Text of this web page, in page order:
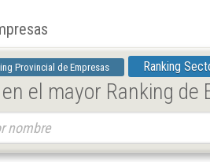
Provincial de Empresas Ranking
el mayor Ranking de